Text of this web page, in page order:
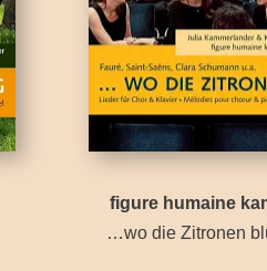
figure humaine
…wo die Zitronen